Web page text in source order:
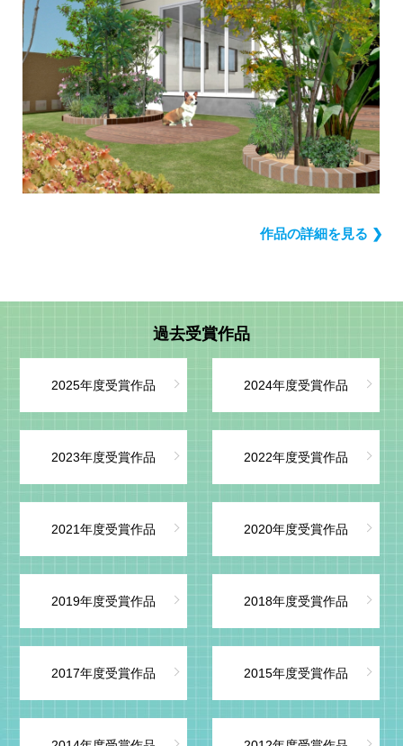
作品の詳細を見る ❯
過去受賞作品
2025年度受賞作品 2024年度受賞作品
2023年度受賞作品 2022年度受賞作品
2021年度受賞作品 2020年度受賞作品
2019年度受賞作品 2018年度受賞作品
2017年度受賞作品 2015年度受賞作品